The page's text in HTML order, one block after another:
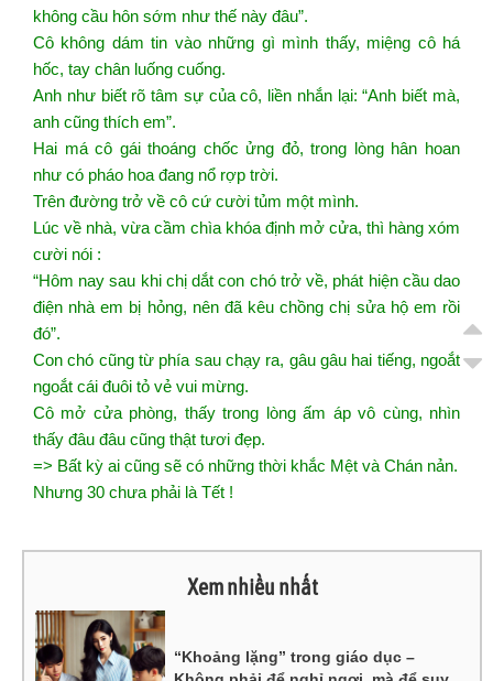
không cầu hôn sớm như thế này đâu”.
Cô không dám tin vào những gì mình thấy, miệng cô há
hốc, tay chân luống cuống.
Anh như biết rõ tâm sự của cô, liền nhắn lại: “Anh biết mà,
anh cũng thích em”.
Hai má cô gái thoáng chốc ửng đỏ, trong lòng hân hoan
như có pháo hoa đang nổ rợp trời.
Trên đường trở về cô cứ cười tủm một mình.
Lúc về nhà, vừa cầm chìa khóa định mở cửa, thì hàng xóm
cười nói :
“Hôm nay sau khi chị dắt con chó trở về, phát hiện cầu dao
điện nhà em bị hỏng, nên đã kêu chồng chị sửa hộ em rồi
đó”.
Con chó cũng từ phía sau chạy ra, gâu gâu hai tiếng, ngoắt
ngoắt cái đuôi tỏ vẻ vui mừng.
Cô mở cửa phòng, thấy trong lòng ấm áp vô cùng, nhìn
thấy đâu đâu cũng thật tươi đẹp.
=> Bất kỳ ai cũng sẽ có những thời khắc Mệt và Chán nản.
Nhưng 30 chưa phải là Tết !
Xem nhiều nhất
“Khoảng lặng” trong giáo dục –